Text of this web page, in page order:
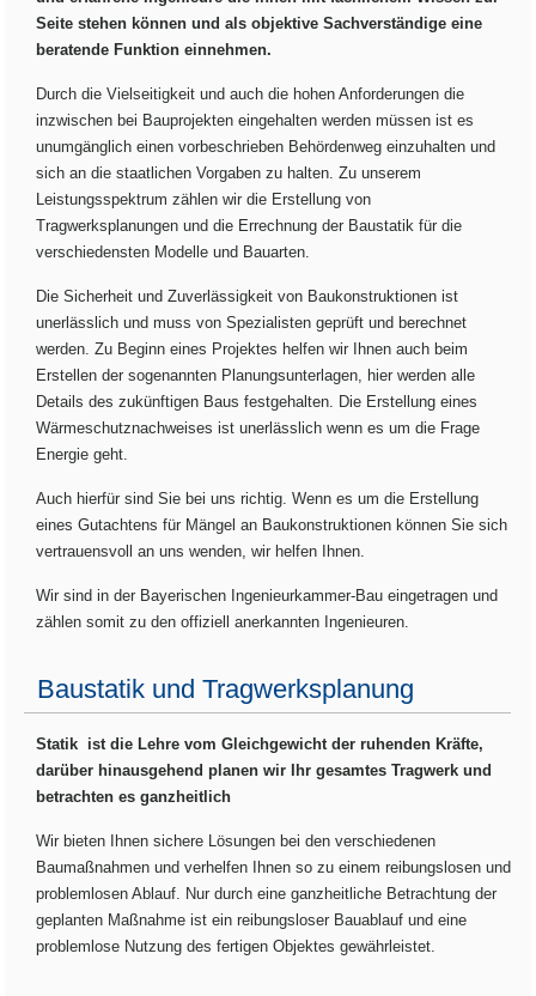
Seite stehen können und als objektive Sachverständige eine
beratende Funktion einnehmen.
Durch die Vielseitigkeit und auch die hohen Anforderungen die
inzwischen bei Bauprojekten eingehalten werden müssen ist es
unumgänglich einen vorbeschrieben Behördenweg einzuhalten und
sich an die staatlichen Vorgaben zu halten. Zu unserem
Leistungsspektrum zählen wir die Erstellung von
Tragwerksplanungen und die Errechnung der Baustatik für die
verschiedensten Modelle und Bauarten.
Die Sicherheit und Zuverlässigkeit von Baukonstruktionen ist
unerlässlich und muss von Spezialisten geprüft und berechnet
werden. Zu Beginn eines Projektes helfen wir Ihnen auch beim
Erstellen der sogenannten Planungsunterlagen, hier werden alle
Details des zukünftigen Baus festgehalten. Die Erstellung eines
Wärmeschutznachweises ist unerlässlich wenn es um die Frage
Energie geht.
Auch hierfür sind Sie bei uns richtig. Wenn es um die Erstellung
eines Gutachtens für Mängel an Baukonstruktionen können Sie sich
vertrauensvoll an uns wenden, wir helfen Ihnen.
Wir sind in der Bayerischen Ingenieurkammer-Bau eingetragen und
zählen somit zu den offiziell anerkannten Ingenieuren.
Baustatik und Tragwerksplanung
Statik ist die Lehre vom Gleichgewicht der ruhenden Kräfte,
darüber hinausgehend planen wir Ihr gesamtes Tragwerk und
betrachten es ganzheitlich
Wir bieten Ihnen sichere Lösungen bei den verschiedenen
Baumaßnahmen und verhelfen Ihnen so zu einem reibungslosen und
problemlosen Ablauf. Nur durch eine ganzheitliche Betrachtung der
geplanten Maßnahme ist ein reibungsloser Bauablauf und eine
problemlose Nutzung des fertigen Objektes gewährleistet.